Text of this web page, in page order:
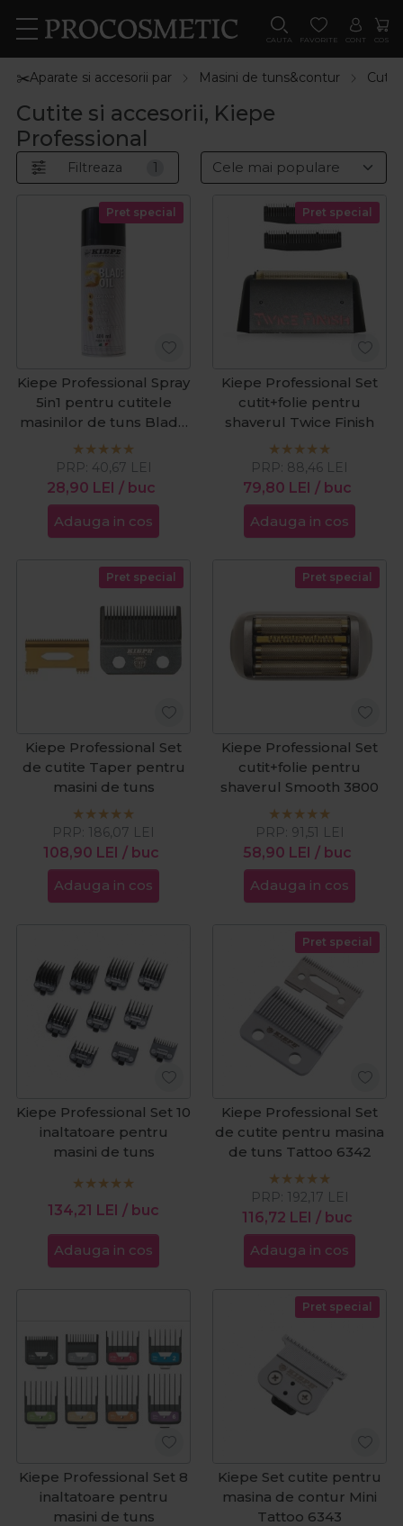
CAUTA FAVORITE CONT COS
✂️Aparate si accesorii par Masini de tuns&contur
Cutite si accesorii, Kiepe
Professional
Filtreaza 1
Pret special
Kiepe Professional Spray
5in1 pentru cutitele
masinilor de tuns Blade
Oil 400ml
28,90 LEI / buc
PRP: 40,67 LEI
Adauga in cos
Pret special
Kiepe Professional Set
cutit+folie pentru
shaverul Twice Finish
79,80 LEI / buc
PRP: 88,46 LEI
Adauga in cos
Pret special
Kiepe Professional Set
de cutite Taper pentru
masini de tuns
108,90 LEI / buc
PRP: 186,07 LEI
Adauga in cos
Pret special
Kiepe Professional Set
cutit+folie pentru
shaverul Smooth 3800
58,90 LEI / buc
PRP: 91,51 LEI
Adauga in cos
Kiepe Professional Set 10
inaltatoare pentru
masini de tuns
134,21 LEI / buc
Adauga in cos
Pret special
Kiepe Professional Set
de cutite pentru masina
de tuns Tattoo 6342
116,72 LEI / buc
PRP: 192,17 LEI
Adauga in cos
Kiepe Professional Set 8
inaltatoare pentru
masini de tuns
Pret special
Kiepe Set cutite pentru
masina de contur Mini
Tattoo 6343